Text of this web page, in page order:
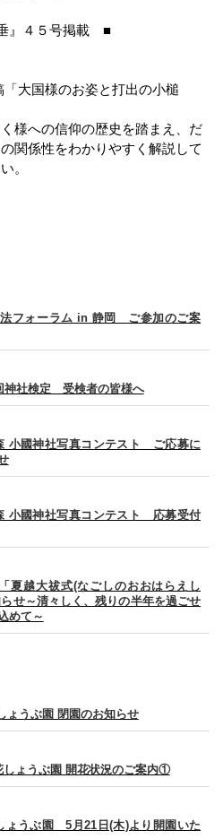
』４５号掲載 ■
国様のお姿と打出の小槌
様への信仰の歴史を踏まえ、だ
関係性をわかりやすく解説して
。
フォーラム in 静岡 ご参加のご案
社検定 受検者の皆様へ
小國神社写真コンテスト ご応募に
小國神社写真コンテスト 応募受付
夏越大祓式(なごしのおおはらえし
せ～清々しく、残りの半年を過ごせ
めて～
ょうぶ園 閉園のお知らせ
ょうぶ園 開花状況のご案内①
ょうぶ園 5月21日(木)より開園いた